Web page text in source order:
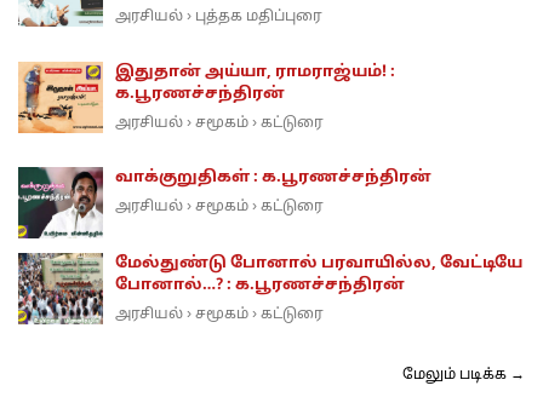
அரசியல் › புத்தக மதிப்புரை
இதுதான் அய்யா, ராமராஜ்யம்! :
க.பூரணச்சந்திரன்
அரசியல் › சமூகம் › கட்டுரை
வாக்குறுதிகள் : க.பூரணச்சந்திரன்
அரசியல் › சமூகம் › கட்டுரை
மேல்துண்டு போனால் பரவாயில்ல, வேட்டியே
போனால்…? : க.பூரணச்சந்திரன்
அரசியல் › சமூகம் › கட்டுரை
மேலும் படிக்க →